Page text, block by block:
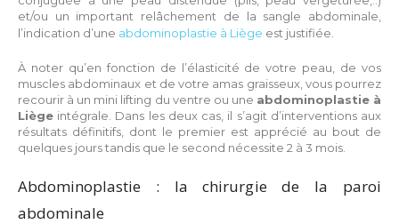
et/ou un important relâchement de la sangle abdominale,
l’indication d’une abdominoplastie à Liège est justifiée.
À noter qu’en fonction de l’élasticité de votre peau, de vos
muscles abdominaux et de votre amas graisseux, vous pourrez
recourir à un mini lifting du ventre ou une abdominoplastie à
Liège intégrale. Dans les deux cas, il s’agit d’interventions aux
résultats définitifs, dont le premier est apprécié au bout de
quelques jours tandis que le second nécessite 2 à 3 mois.
Abdominoplastie : la chirurgie de la paroi
abdominale